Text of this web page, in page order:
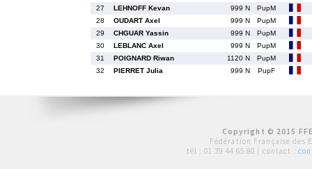
27
LEHNOFF Kevan 999 N
PupM
28
OUDART Axel 999 N
PupM
29
CHGUAR Yassin 999 N
PupM
30
LEBLANC Axel 999 N
PupM
31
POIGNARD Riwan 1120 N
PupM
32
PIERRET Julia 999 N PupF
Copyright © 2015
Fédération Française des
tél : 01 39 44 65 80 | contact :